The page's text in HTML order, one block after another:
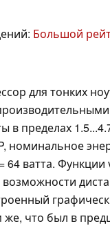
Большой
для тонких
в пределах
номинальное
64 ватта.
возможности
же, что был в